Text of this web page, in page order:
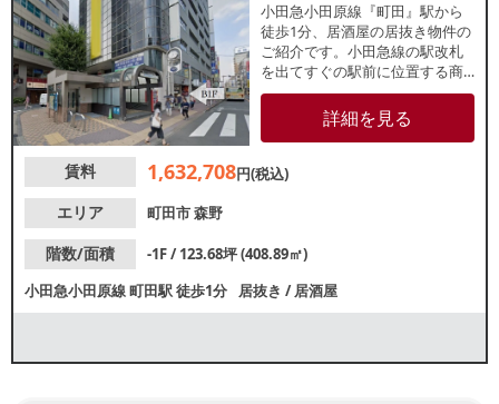
小田急小田原線『町田』駅から
徒歩1分、居酒屋の居抜き物件の
ご紹介です。小田急線の駅改札
を出てすぐの駅前に位置する商
業ビル地下1階テナント！周辺で
も多数飲食店が盛業中、駅利用
者・ビジネスマンのランチ・夕
地物件につき、ご検討の方はお
詳細を見る
賃料 1,632,708円(税込)
エリア
町田市森野
階数/面積
-1F / 123.68坪 (408.89㎡)
小田急小田原線町田駅徒歩1分 居抜き /居酒屋